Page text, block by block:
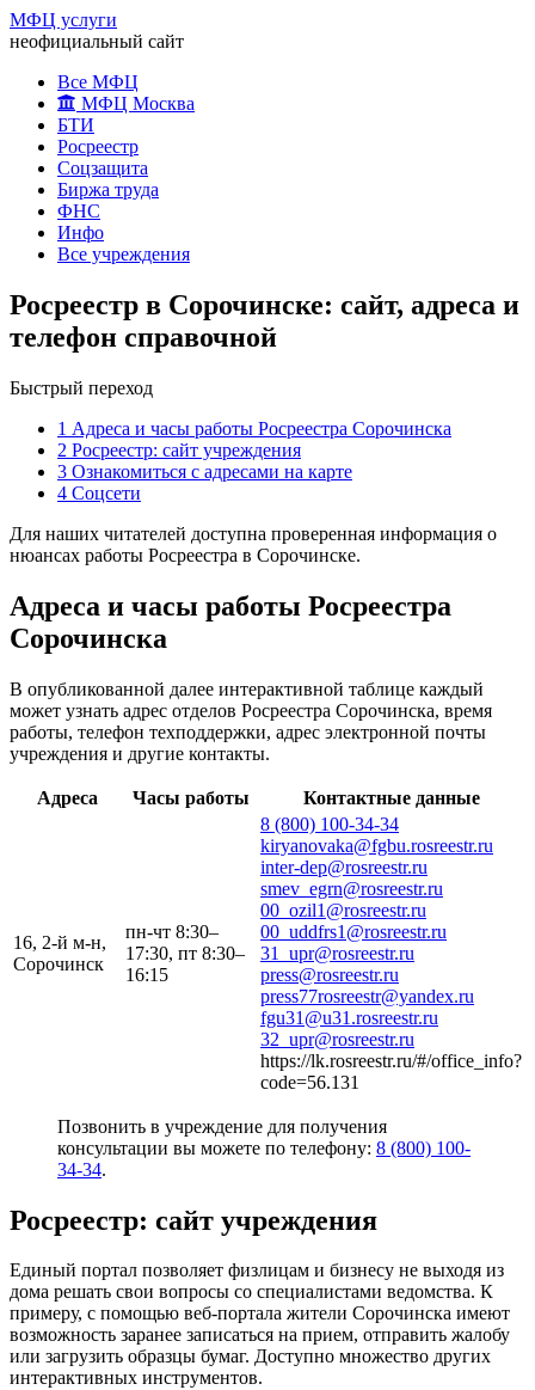
МФЦ услуги
неофициальный сайт
Все МФЦ
МФЦ Москва
БТИ
Росреестр
Соцзащита
Биржа труда
ФНС
Инфо
Все учреждения
Росреестр в Сорочинске: сайт, адреса и
телефон справочной
Быстрый переход
1 Адреса и часы работы Росреестра Сорочинска
2 Росреестр: сайт учреждения
3 Ознакомиться с адресами на карте
4 Соцсети
Для наших читателей доступна проверенная информация о
нюансах работы Росреестра в Сорочинске.
Адреса и часы работы Росреестра
Сорочинска
В опубликованной далее интерактивной таблице каждый
может узнать адрес отделов Росреестра Сорочинска, время
работы, телефон техподдержки, адрес электронной почты
учреждения и другие контакты.
Адреса Часы работы Контактные данные
16, 2-й м-н,
Сорочинск
пн-чт 8:30–
17:30, пт 8:30–
16:15
8 (800) 100-34-34
kiryanovaka@fgbu.rosreestr.ru
inter-dep@rosreestr.ru
smev_egrn@rosreestr.ru
00_ozil1@rosreestr.ru
00_uddfrs1@rosreestr.ru
31_upr@rosreestr.ru
press@rosreestr.ru
press77rosreestr@yandex.ru
fgu31@u31.rosreestr.ru
32_upr@rosreestr.ru
https://lk.rosreestr.ru/#/office_info?
code=56.131
Позвонить в учреждение для получения
консультации вы можете по телефону: 8 (800) 100-
34-34.
Росреестр: сайт учреждения
Единый портал позволяет физлицам и бизнесу не выходя из
дома решать свои вопросы со специалистами ведомства. К
примеру, с помощью веб-портала жители Сорочинска имеют
возможность заранее записаться на прием, отправить жалобу
или загрузить образцы бумаг. Доступно множество других
интерактивных инструментов.